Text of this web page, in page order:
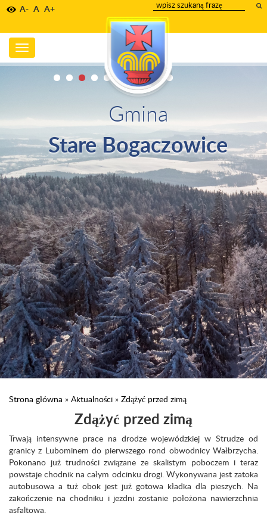
A- A A+
wpisz
szukany
tekst
Toggle
navigation
Gmina
Stare Bogaczowice
Strona główna » Aktualności » Zdążyć przed zimą
Zdążyć przed zimą
Trwają intensywne prace na drodze wojewódzkiej w Strudze od
granicy z Lubominem do pierwszego rond obwodnicy Wałbrzycha.
Pokonano już trudności związane ze skalistym poboczem i teraz
powstaje chodnik na całym odcinku drogi. Wykonywana jest zatoka
autobusowa a tuż obok jest już gotowa kładka dla pieszych. Na
zakończenie na chodniku i jezdni zostanie położona nawierzchnia
asfaltowa.